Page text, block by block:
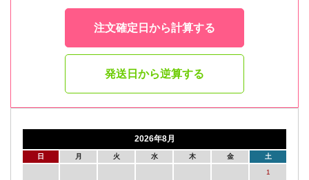
注文確定日から計算する
発送日から逆算する
2026年8月
日 月 火 水 木 金 土
1